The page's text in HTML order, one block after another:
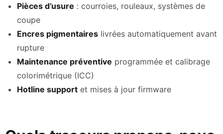
Pièces d’usure : courroies, rouleaux, systèmes de
coupe
Encres pigmentaires livrées automatiquement avant
rupture
Maintenance préventive programmée et calibrage
colorimétrique (ICC)
Hotline support et mises à jour firmware